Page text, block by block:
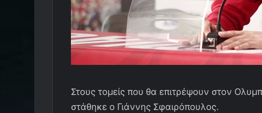
Στους τομείς που θα επιτρέψουν στον
στάθηκε ο Γιάννης Σφαιρόπουλος.